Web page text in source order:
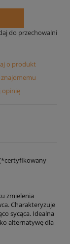
do przechowalni
o produkt
opinię
(*certyfikowany
zmielenia
Charakteryzuje
sycąca. Idealna
alternatywę dla